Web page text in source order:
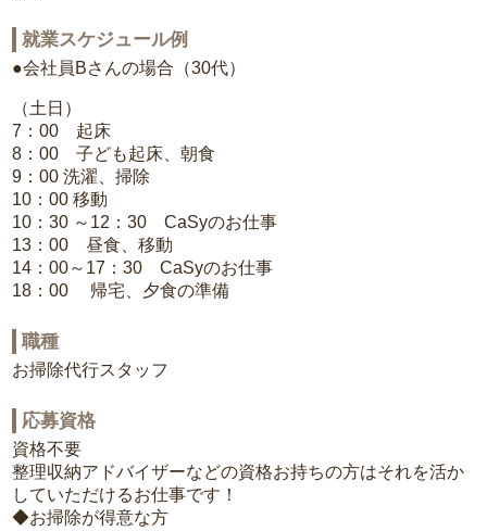
就業スケジュール例
●会社員Bさんの場合（30代）
（土日）
7：00 起床
8：00 子ども起床、朝食
9：00 洗濯、掃除
10：00 移動
10：30 ～12：30 CaSyのお仕事
13：00 昼食、移動
14：00～17：30 CaSyのお仕事
18：00 帰宅、夕食の準備
職種
お掃除代行スタッフ
応募資格
資格不要
整理収納アドバイザーなどの資格お持ちの方はそれを活か
していただけるお仕事です！
◆お掃除が得意な方